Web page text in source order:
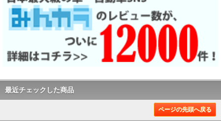
最近チェックした商品
ページの先頭へ戻る